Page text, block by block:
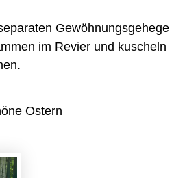
Gewöhnungsgehege
im Revier und kuscheln
Ostern